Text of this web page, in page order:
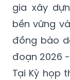
gia xây
bền vững
đồng bào
đoạn 2026
Tại Kỳ họp